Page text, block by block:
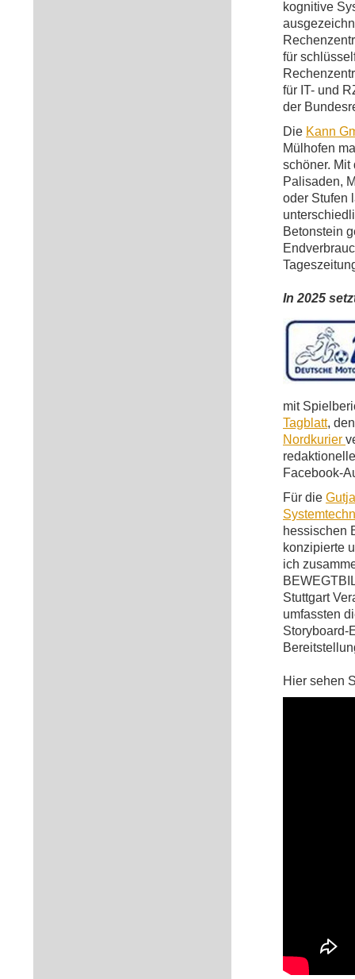
kognitive
für
für IT- und
der
Die Kann
Mülhofen
schöner. Mit
Palisaden,
oder Stufen
Betonstein
In 2025
mit
Tagblatt,
Nordkurier
Facebook-
Für die
hessischen
konzipierte
ich
Stuttgart
umfassten
Storyboard-
Hier sehen